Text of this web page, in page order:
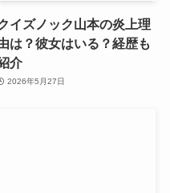
イズノック山本の炎上理
は？彼女はいる？経歴も
介
2026年5月27日